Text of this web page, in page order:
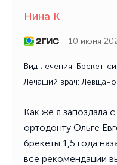
Нина К
10 июня
Вид лечения: Брекет-
Лечащий врач:
Как же я запоздала
ортодонту Ольге
брекеты 1,5 года
все рекомендации